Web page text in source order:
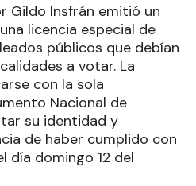
Gildo Insfrán emitió un
licencia especial de
públicos que debían
a votar. La
con la sola
Nacional de
su identidad y
de haber cumplido con
día domingo 12 del